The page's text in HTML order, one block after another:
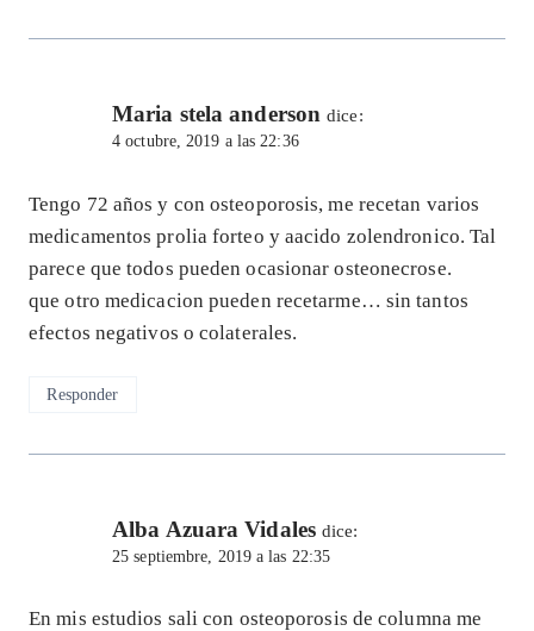
Maria stela anderson dice:
4 octubre, 2019 a las 22:36
Tengo 72 años y con osteoporosis, me recetan varios
medicamentos prolia forteo y aacido zolendronico. Tal
parece que todos pueden ocasionar osteonecrose.
que otro medicacion pueden recetarme… sin tantos
efectos negativos o colaterales.
Responder
Alba Azuara Vidales dice:
25 septiembre, 2019 a las 22:35
En mis estudios sali con osteoporosis de columna me